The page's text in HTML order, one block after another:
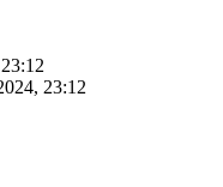
23:12